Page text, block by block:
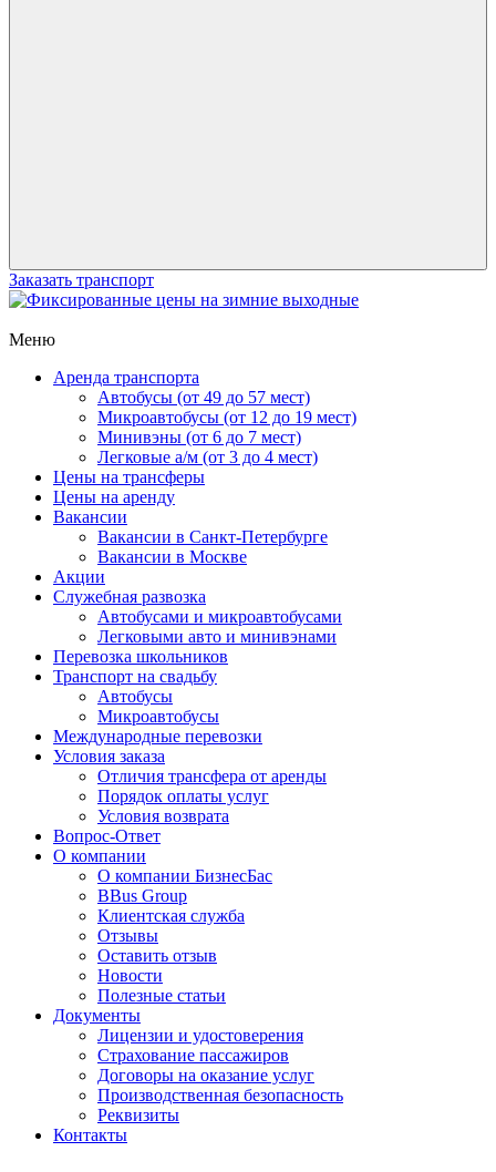
Заказать транспорт
Меню
Аренда транспорта
Автобусы (от 49 до 57 мест)
Микроавтобусы (от 12 до 19 мест)
Минивэны (от 6 до 7 мест)
Легковые а/м (от 3 до 4 мест)
Цены на трансферы
Цены на аренду
Вакансии
Вакансии в Санкт-Петербурге
Вакансии в Москве
Акции
Служебная развозка
Автобусами и микроавтобусами
Легковыми авто и минивэнами
Перевозка школьников
Транспорт на свадьбу
Автобусы
Микроавтобусы
Международные перевозки
Условия заказа
Отличия трансфера от аренды
Порядок оплаты услуг
Условия возврата
Вопрос-Ответ
О компании
О компании БизнесБас
BBus Group
Клиентская служба
Отзывы
Оставить отзыв
Новости
Полезные статьи
Документы
Лицензии и удостоверения
Страхование пассажиров
Договоры на оказание услуг
Производственная безопасность
Реквизиты
Контакты